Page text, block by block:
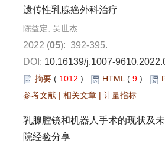
遗传性乳腺癌外科治疗
陈益定, 吴世杰
2022 (05): 392-395.
DOI: 10.16139/j.1007-
摘要 ( 1012 ) HTML( 9 )
参考文献 | 相关文章 | 计量指标
乳腺腔镜和机器人手术的现状及
院经验分享